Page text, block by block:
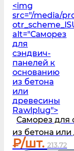
<img
src="/media/
alt="Саморез
для
сэндвич-
панелей к
основанию
из бетона
или
древесины
Rawlplug">
Саморез для
из бетона
₽/шт. 213.72